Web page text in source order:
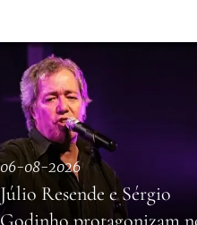
06-08-2026
Júlio Resende e Sérgio